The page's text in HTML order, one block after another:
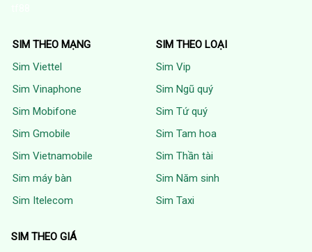
SIM THEO MẠNG
Sim Viettel
Sim Vinaphone
Sim Mobifone
Sim Gmobile
Sim Vietnamobile
Sim máy bàn
Sim Itelecom
SIM THEO LOẠI
Sim Vip
Sim Ngũ quý
Sim Tứ quý
Sim Tam hoa
Sim Thần tài
Sim Năm sinh
Sim Taxi
SIM THEO GIÁ